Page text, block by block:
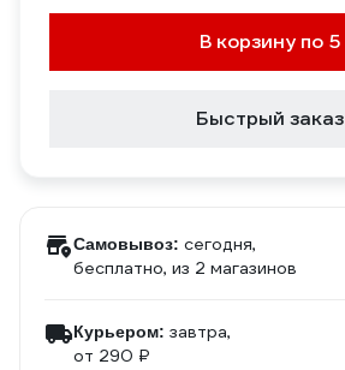
В корзину по 5
Быстрый заказ
Самовывоз: сегодня,
бесплатно, из 2 магазинов
Курьером: завтра,
от 290 ₽